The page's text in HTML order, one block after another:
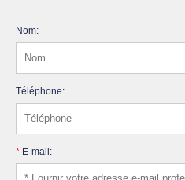
Nom:
Téléphone:
* E-mail: